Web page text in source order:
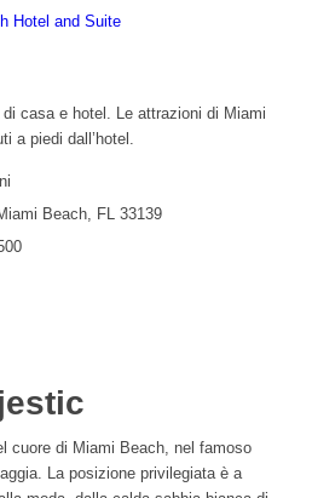
Hotel and Suite
casa e hotel. Le attrazioni di Miami
a piedi dall’hotel.
Beach, FL 33139
cuore di Miami Beach, nel famoso
La posizione privilegiata è a